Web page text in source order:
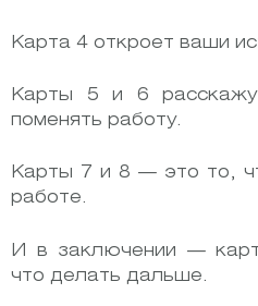
Карта 4 откроет ваши
Карты 5 и 6
поменять работу.
Карты 7 и 8 — это то,
работе.
И в заключении —
что делать дальше.